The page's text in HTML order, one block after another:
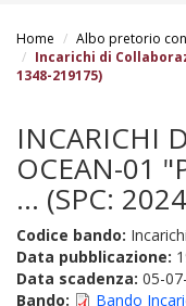
contenuto
principale
Home
Albo pretorio
Incarichi di
1348-219175)
INCARICHI
OCEAN-01
... (SPC:
Codice bando:
Data pubblicazione:
Data scadenza: 05-
Bando:
Bando